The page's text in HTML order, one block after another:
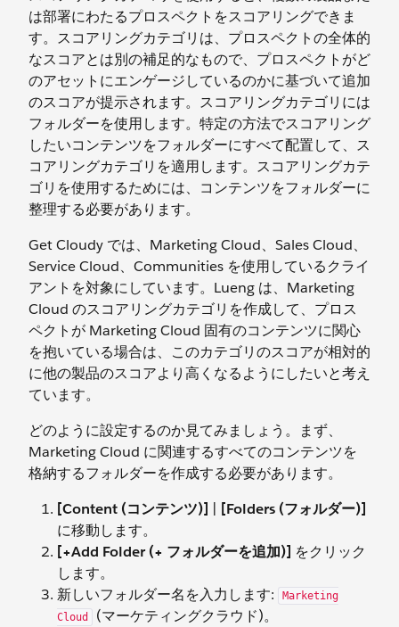
は部署にわたるプロスペクトをスコアリングできま
す。スコアリングカテゴリは、プロスペクトの全体的
なスコアとは別の補足的なもので、プロスペクトがど
のアセットにエンゲージしているのかに基づいて追加
のスコアが提示されます。スコアリングカテゴリには
フォルダーを使用します。特定の方法でスコアリング
したいコンテンツをフォルダーにすべて配置して、ス
コアリングカテゴリを適用します。スコアリングカテ
ゴリを使用するためには、コンテンツをフォルダーに
整理する必要があります。
Get Cloudy では、Marketing Cloud、Sales Cloud、
Service Cloud、Communities を使用しているクライ
アントを対象にしています。Lueng は、Marketing
Cloud のスコアリングカテゴリを作成して、プロス
ペクトが Marketing Cloud 固有のコンテンツに関心
を抱いている場合は、このカテゴリのスコアが相対的
に他の製品のスコアより高くなるようにしたいと考え
ています。
どのように設定するのか見てみましょう。まず、
Marketing Cloud に関連するすべてのコンテンツを
格納するフォルダーを作成する必要があります。
[Content (コンテンツ)] | [Folders (フォルダー)]
に移動します。
[+Add Folder (+ フォルダーを追加)] をクリック
します。
新しいフォルダー名を入力します:
Marketing
Cloud
(マーケティングクラウド)。